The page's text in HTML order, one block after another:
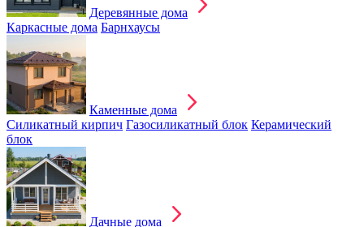
Деревянные дома
Каркасные дома Барнхаусы
Каменные дома
Силикатный кирпич Газосиликатный блок Керамический
блок
Дачные дома